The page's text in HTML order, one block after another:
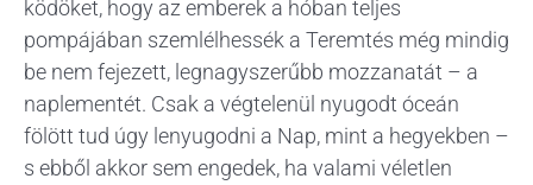
ködöket, hogy az emberek a hóban teljes
pompájában szemlélhessék a Teremtés még mindig
be nem fejezett, legnagyszerűbb mozzanatát – a
naplementét. Csak a végtelenül nyugodt óceán
fölött tud úgy lenyugodni a Nap, mint a hegyekben –
s ebből akkor sem engedek, ha valami véletlen